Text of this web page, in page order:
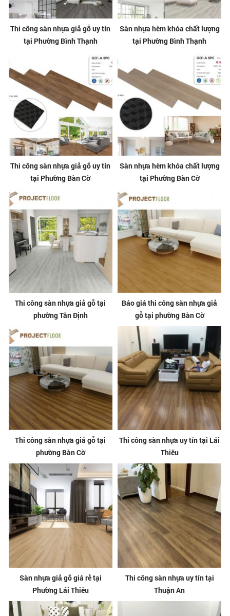
Thi công sàn nhựa giả gỗ uy tín
tại Phường Bình Thạnh
Sàn nhựa hèm khóa chất lượng
tại Phường Bình Thạnh
Thi công sàn nhựa giả gỗ uy tín
tại Phường Bàn Cờ
Sàn nhựa hèm khóa chất lượng
tại Phường Bàn Cờ
Thi công sàn nhựa giả gỗ tại
phường Tân Định
Báo giá thi công sàn nhựa giả
gỗ tại phường Bàn Cờ
Thi công sàn nhựa giả gỗ tại
phường Bàn Cờ
Thi công sàn nhựa uy tín tại Lái
Thiêu
Sàn nhựa giả gỗ giá rẻ tại
Phường Lái Thiêu
Thi công sàn nhựa uy tín tại
Thuận An